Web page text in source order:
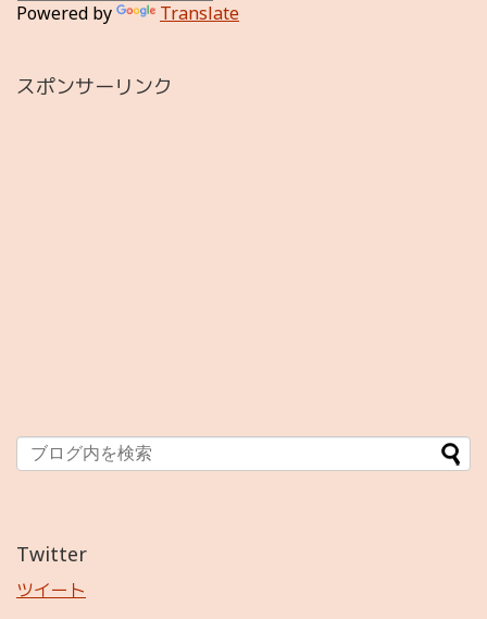
Powered by Translate
スポンサーリンク
Twitter
ツイート